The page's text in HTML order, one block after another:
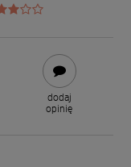
dodaj
opinię